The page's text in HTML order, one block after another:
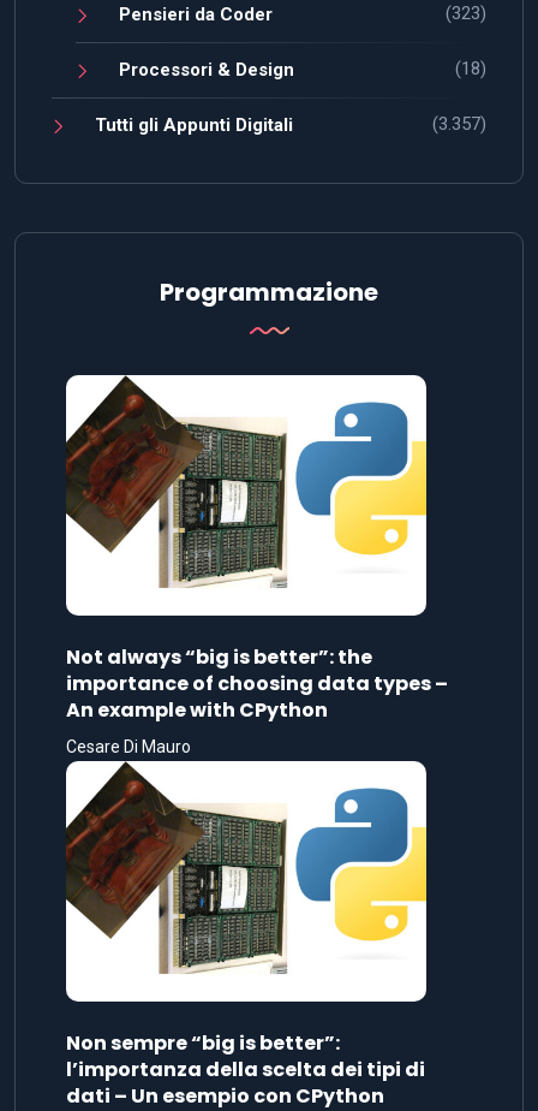
Pensieri da Coder (323)
Processori & Design (18)
Tutti gli Appunti Digitali (3.357)
Programmazione
Not always “big is better”: the
importance of choosing data types –
An example with CPython
Cesare Di Mauro
Non sempre “big is better”:
l’importanza della scelta dei tipi di
dati – Un esempio con CPython